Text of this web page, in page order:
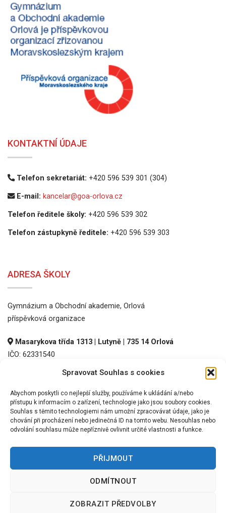
Spravovat Souhlas s cookies
Abychom poskytli co nejlepší služby, používáme k ukládání a/nebo
přístupu k informacím o zařízení, technologie jako jsou soubory cookies.
Souhlas s těmito technologiemi nám umožní zpracovávat údaje, jako je
chování při procházení nebo jedinečná ID na tomto webu. Nesouhlas nebo
odvolání souhlasu může nepříznivě ovlivnit určité vlastnosti a funkce.
PŘIJMOUT
ODMÍTNOUT
ZOBRAZIT PŘEDVOLBY
KONTAKTNÍ ÚDAJE
Telefon sekretariát: +420 596 539 301 (304)
E-mail: kancelar@goa-orlova.cz
Telefon ředitele školy: +420 596 539 302
Telefon zástupkyně ředitele: +420 596 539 303
ADRESA ŠKOLY
Gymnázium a Obchodní akademie, Orlová
příspěvková organizace
Masarykova třída 1313 | Lutyně | 735 14 Orlová
IČO: 62331540
©
PRIVACY